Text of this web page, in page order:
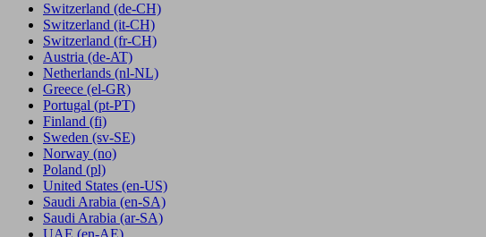
Switzerland (de-CH)
Switzerland (it-CH)
Switzerland (fr-CH)
Austria (de-AT)
Netherlands (nl-NL)
Greece (el-GR)
Portugal (pt-PT)
Finland (fi)
Sweden (sv-SE)
Norway (no)
Poland (pl)
United States (en-US)
Saudi Arabia (en-SA)
Saudi Arabia (ar-SA)